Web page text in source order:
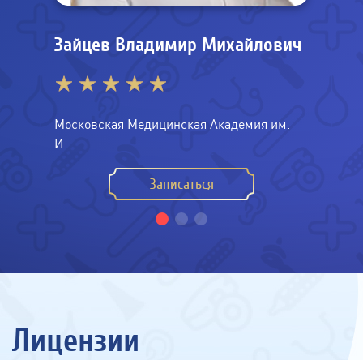
Зайцев Владимир Михайлович
Московская Медицинская Академия им.
И....
Записаться
Лицензии